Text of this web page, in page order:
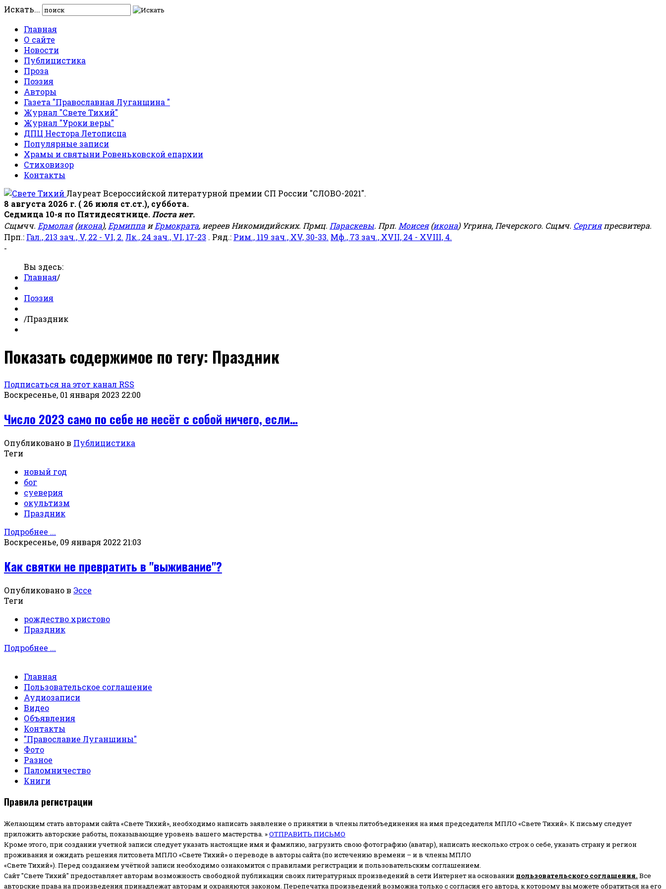
Искать...
Главная
О сайте
Новости
Публицистика
Проза
Поэзия
Авторы
Газета "Православная Луганщина "
Журнал "Свете Тихий"
Журнал "Уроки веры"
ДПЦ Нестора Летописца
Популярные записи
Храмы и святыни Ровеньковской епархии
Стиховизор
Контакты
Лауреат Всероссийской литературной премии СП России "СЛОВО-2021".
8 августа 2026 г. ( 26 июля ст.ст.), суббота.
Седмица 10-я по Пятидесятнице. Поста нет.
Сщмчч. Ермолая(икона), Ермиппа иЕрмократа, иереев Никомидийских. Прмц. Параскевы. Прп. Моисея(икона) Угрина, Печерского. Сщмч. Сергияпресвитера.
Прп.: Гал., 213 зач., V, 22 - VI, 2. Лк., 24 зач., VI, 17-23 . Ряд.: Рим., 119 зач., XV, 30-33. Мф., 73 зач., XVII, 24 - XVIII, 4.
-
Вы здесь:
Главная/
Поэзия
/Праздник
Показать содержимое по тегу: Праздник
Подписаться на этот канал RSS
Воскресенье, 01 января 2023 22:00
Число 2023 само по себе не несёт с собой ничего, если…
Опубликовано в Публицистика
Теги
новый год
бог
суеверия
окультизм
Праздник
Подробнее ...
Воскресенье, 09 января 2022 21:03
Как святки не превратить в "выживание"?
Опубликовано в Эссе
Теги
рождество христово
Праздник
Подробнее ...
Главная
Пользовательское соглашение
Аудиозаписи
Видео
Объявления
Контакты
"Православие Луганщины"
Фото
Разное
Паломничество
Книги
Правила регистрации
Желающим стать авторами сайта «Свете Тихий», необходимо написать заявление о принятии в члены литобъединения на имя председателя МПЛО «Свете Тихий». К письму следует
приложить авторские работы, показывающие уровень вашего мастерства. »ОТПРАВИТЬ ПИСЬМО
Кроме этого, при создании учетной записи следует указать настоящие имя и фамилию, загрузить свою фотографию (аватар), написать несколько строк о себе, указать страну и регион
проживания и ожидать решения литсовета МПЛО «Свете Тихий» о переводе в авторы сайта (по истечению времени – и в члены МПЛО
«Свете Тихий»). Перед созданием учётной записи необходимо ознакомится с правилами регистрации и пользовательским соглашением.
Сайт "Свете Тихий" предоставляет авторам возможность свободной публикации своих литературных произведений в сети Интернет на основании пользовательского соглашения. Все
авторские права на произведения принадлежат авторам и охраняются законом. Перепечатка произведений возможна только с согласия его автора, к которому вы можете обратиться на его